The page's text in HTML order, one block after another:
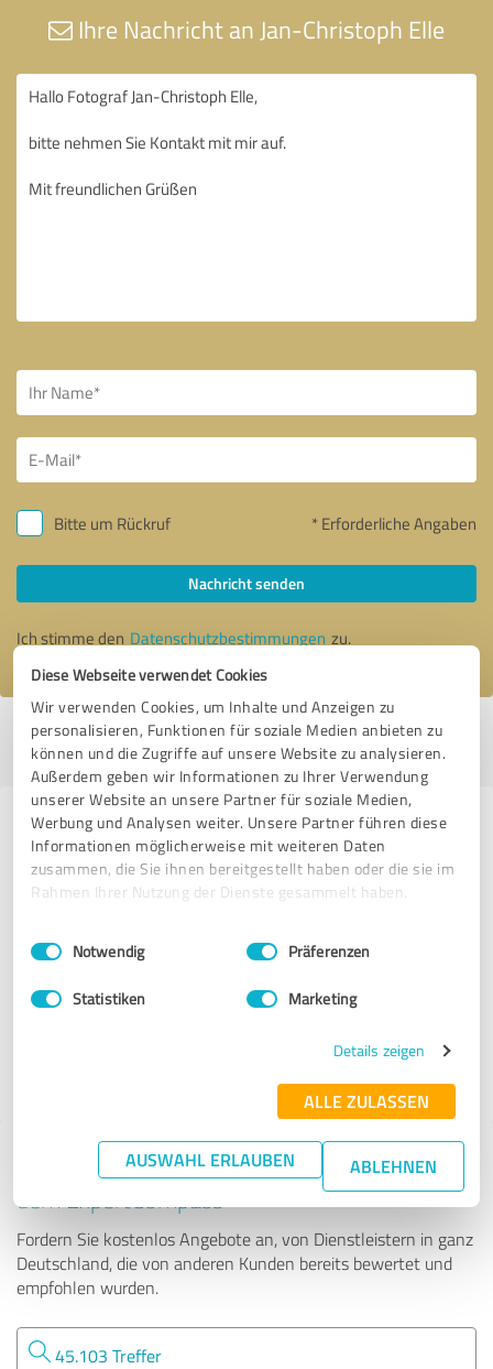
Diese Webseite verwendet Cookies
Wir verwenden Cookies, um Inhalte und Anzeigen zu
personalisieren, Funktionen für soziale Medien anbieten zu
können und die Zugriffe auf unsere Website zu analysieren.
Außerdem geben wir Informationen zu Ihrer Verwendung
unserer Website an unsere Partner für soziale Medien,
Werbung und Analysen weiter. Unsere Partner führen diese
Informationen möglicherweise mit weiteren Daten
zusammen, die Sie ihnen bereitgestellt haben oder die sie im
Rahmen Ihrer Nutzung der Dienste gesammelt haben.
Impressum Datenschutzbestimmungen
Einwilligungsauswahl
Notwendig Präferenzen
Statistiken Marketing
Details zeigen
ALLE ZULASSEN
AUSWAHL ERLAUBEN ABLEHNEN
Ihre Nachricht an Jan-Christoph Elle
Bitte um Rückruf * Erforderliche Angaben
Nachricht senden
Ich stimme den Datenschutzbestimmungen zu.
Profil aktiv seit 26.02.2021 |Letzte Aktualisierung: 26.07.2026|Profil
melden
Erfahrungen zu weiteren
Anbietern aus dem Bereich
Dienstleistungen
klaju
Tipp: Die passenden Experten finden - mit
dem ExpertCompass
Fordern Sie kostenlos Angebote an, von Dienstleistern in ganz
Deutschland, die von anderen Kunden bereits bewertet und
empfohlen wurden.
45.103 Treffer